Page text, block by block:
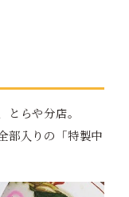
らや分店。
部入りの「特製中